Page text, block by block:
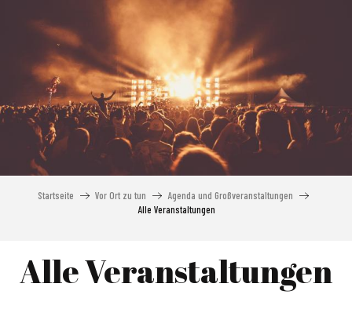
principal
Startseite Vor Ort zu tun
Agenda und Großveranstaltungen
Alle Veranstaltungen
Alle Veranstaltungen